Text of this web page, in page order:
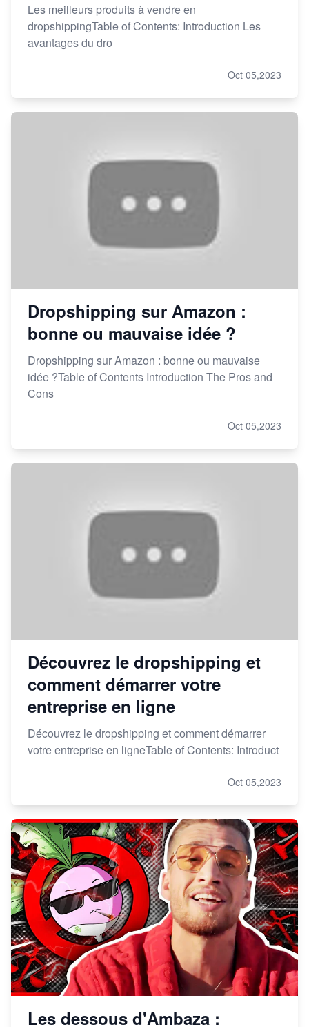
Les meilleurs produits à vendre en
dropshippingTable of Contents: Introduction Les
avantages du dro
Oct 05,2023
Dropshipping sur Amazon :
bonne ou mauvaise idée ?
Dropshipping sur Amazon : bonne ou mauvaise
idée ?Table of Contents Introduction The Pros and
Cons
Oct 05,2023
Découvrez le dropshipping et
comment démarrer votre
entreprise en ligne
Découvrez le dropshipping et comment démarrer
votre entreprise en ligneTable of Contents: Introduct
Oct 05,2023
Les dessous d'Ambaza :